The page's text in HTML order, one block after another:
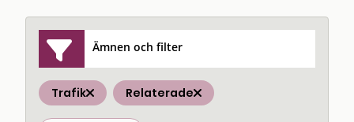
Ämnen och filter
Trafik Relaterade